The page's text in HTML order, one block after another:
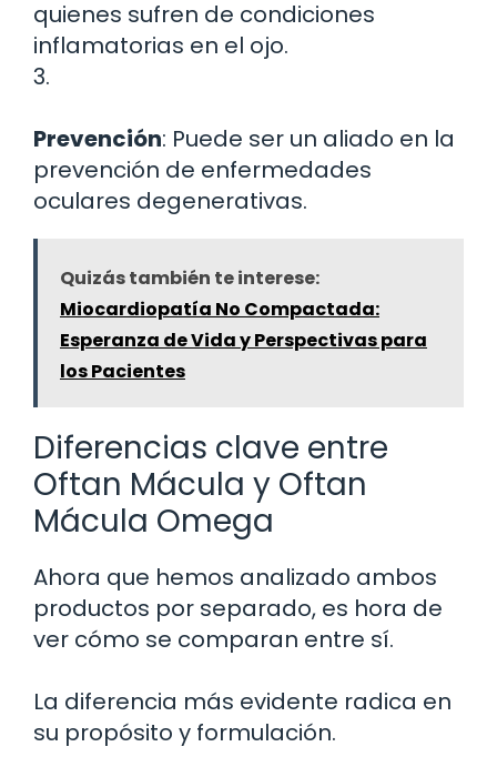
quienes sufren de condiciones
inflamatorias en el ojo.
3.
Prevención: Puede ser un aliado en la
prevención de enfermedades
oculares degenerativas.
Quizás también te interese:
Miocardiopatía No Compactada:
Esperanza de Vida y Perspectivas para
los Pacientes
Diferencias clave entre
Oftan Mácula y Oftan
Mácula Omega
Ahora que hemos analizado ambos
productos por separado, es hora de
ver cómo se comparan entre sí.
La diferencia más evidente radica en
su propósito y formulación.